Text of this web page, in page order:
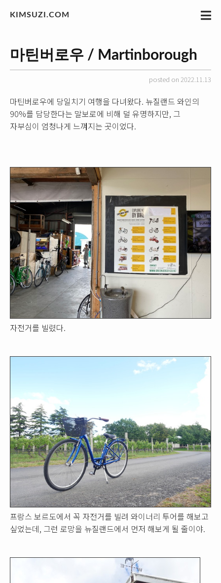
KIMSUZI.COM
마틴버로우 / Martinborough
posted on 2022.11.13
마틴버로우에 당일치기 여행을 다녀왔다. 뉴질랜드 와인의
90%를 담당한다는 말보로에 비해 덜 유명하지만, 그
자부심이 엄청나게 느껴지는 곳이었다.
자전거를 빌렸다.
프랑스 보르도에서 꼭 자전거를 빌려 와이너리 투어를 해보고
싶었는데, 그런 로망을 뉴질랜드에서 먼저 해보게 될 줄이야.